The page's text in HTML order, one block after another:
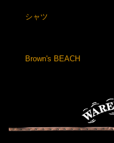
シャツ
Brown's BEACH